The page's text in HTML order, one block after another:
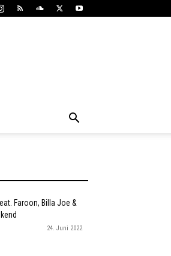
Faroon, Billa Joe &
24. Juni 2022